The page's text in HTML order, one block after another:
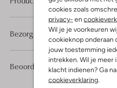
cookies zoals
privacy- en
Wil je je voorkeuren
cookieknop onderaan
jouw toestemming
intrekken. Wil je meer
klacht indienen? Ga
cookieverklaring
Beoordelingen (1) 1
1
Ster
Bezorgen & retourneren